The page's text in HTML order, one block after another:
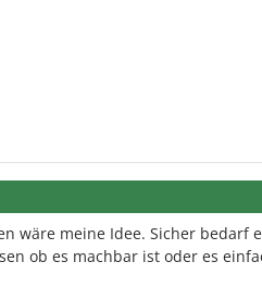
wäre meine Idee. Sicher bedarf
ob es machbar ist oder es